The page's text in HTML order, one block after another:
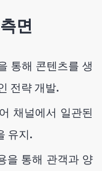
면
통해 콘텐츠를 생
전략 개발.
채널에서 일관된
유지.
을 통해 관객과 양